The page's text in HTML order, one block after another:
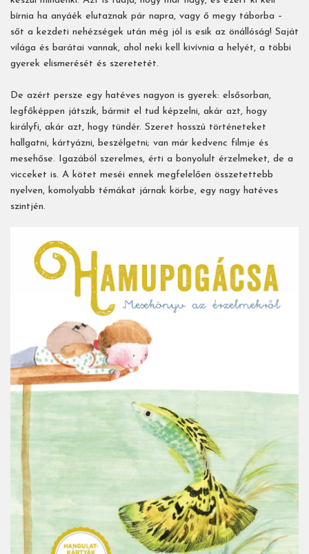
bírnia ha anyáék elutaznak pár napra, vagy ő megy táborba –
sőt a kezdeti nehézségek után még jól is esik az önállóság! Saját
világa és barátai vannak, ahol neki kell kivívnia a helyét, a többi
gyerek elismerését és szeretetét.
De azért persze egy hatéves nagyon is gyerek: elsősorban,
legfőképpen játszik, bármit el tud képzelni, akár azt, hogy
királyfi, akár azt, hogy tündér. Szeret hosszú történeteket
hallgatni, kártyázni, beszélgetni; van már kedvenc filmje és
mesehőse. Igazából szerelmes, érti a bonyolult érzelmeket, de a
vicceket is. A kötet meséi ennek megfelelően összetettebb
nyelven, komolyabb témákat járnak körbe, egy nagy hatéves
szintjén.